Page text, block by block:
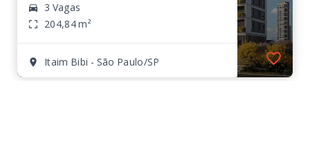
3 Vagas
204,84 m²
Itaim Bibi - São Paulo/SP